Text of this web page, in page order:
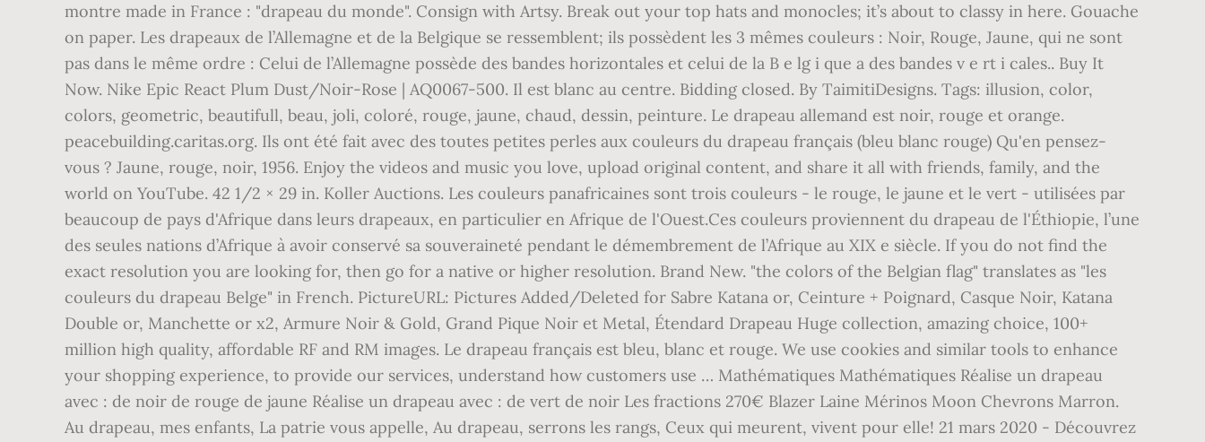
montre made in France : "drapeau du monde". Consign with Artsy. Break out your top hats and monocles; it’s about to classy in here. Gouache
on paper. Les drapeaux de l’Allemagne et de la Belgique se ressemblent; ils possèdent les 3 mêmes couleurs : Noir, Rouge, Jaune, qui ne sont
pas dans le même ordre : Celui de l’Allemagne possède des bandes horizontales et celui de la B e lg i que a des bandes v e rt i cales.. Buy It
Now. Nike Epic React Plum Dust/Noir-Rose | AQ0067-500. Il est blanc au centre. Bidding closed. By TaimitiDesigns. Tags: illusion, color,
colors, geometric, beautifull, beau, joli, coloré, rouge, jaune, chaud, dessin, peinture. Le drapeau allemand est noir, rouge et orange.
peacebuilding.caritas.org. Ils ont été fait avec des toutes petites perles aux couleurs du drapeau français (bleu blanc rouge) Qu'en pensez-
vous ? Jaune, rouge, noir, 1956. Enjoy the videos and music you love, upload original content, and share it all with friends, family, and the
world on YouTube. 42 1/2 × 29 in. Koller Auctions. Les couleurs panafricaines sont trois couleurs - le rouge, le jaune et le vert - utilisées par
beaucoup de pays d'Afrique dans leurs drapeaux, en particulier en Afrique de l'Ouest.Ces couleurs proviennent du drapeau de l'Éthiopie, l’une
des seules nations d’Afrique à avoir conservé sa souveraineté pendant le démembrement de l’Afrique au XIX e siècle. If you do not find the
exact resolution you are looking for, then go for a native or higher resolution. Brand New. "the colors of the Belgian flag" translates as "les
couleurs du drapeau Belge" in French. PictureURL: Pictures Added/Deleted for Sabre Katana or, Ceinture + Poignard, Casque Noir, Katana
Double or, Manchette or x2, Armure Noir & Gold, Grand Pique Noir et Metal, Étendard Drapeau Huge collection, amazing choice, 100+
million high quality, affordable RF and RM images. Le drapeau français est bleu, blanc et rouge. We use cookies and similar tools to enhance
your shopping experience, to provide our services, understand how customers use … Mathématiques Mathématiques Réalise un drapeau
avec : de noir de rouge de jaune Réalise un drapeau avec : de vert de noir Les fractions 270€ Blazer Laine Mérinos Moon Chevrons Marron.
Au drapeau, mes enfants, La patrie vous appelle, Au drapeau, serrons les rangs, Ceux qui meurent, vivent pour elle! 21 mars 2020 - Découvrez